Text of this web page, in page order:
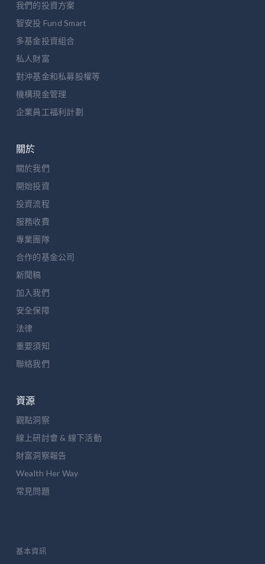
我們的投資方案
智安投 Fund Smart
多基金投資組合
私人財富
對沖基金和私募股權等
機構現金管理
企業員工福利計劃
關於
關於我們
開始投資
投資流程
服務收費
專業團隊
合作的基金公司
新聞稿
加入我們
安全保障
法律
重要須知
聯絡我們
資源
觀點洞察
線上研討會 & 線下活動
財富洞察報告
Wealth Her Way
常見問題
基本資訊